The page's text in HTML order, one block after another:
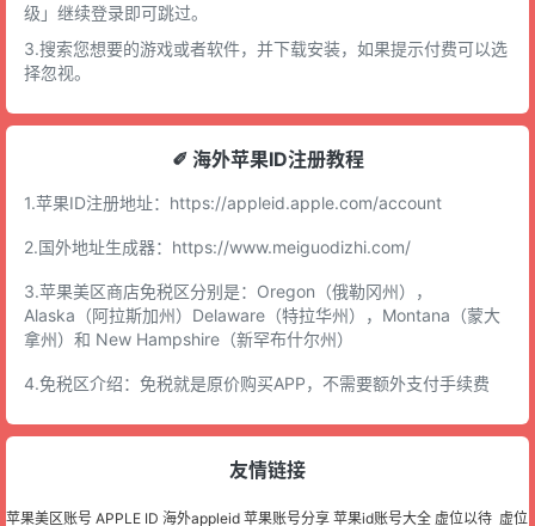
级」继续登录即可跳过。
3.搜索您想要的游戏或者软件，并下载安装，如果提示付费可以选
择忽视。
✐ 海外苹果ID注册教程
1.苹果ID注册地址： https://appleid.apple.com/account
2.国外地址生成器： https://www.meiguodizhi.com/
3.苹果美区商店免税区分别是：Oregon（俄勒冈州），
Alaska（阿拉斯加州）Delaware（特拉华州），Montana（蒙大
拿州）和 New Hampshire（新罕布什尔州）
4.免税区介绍：免税就是原价购买APP，不需要额外支付手续费
友情链接
苹果美区账号 APPLE ID 海外appleid 苹果账号分享 苹果id账号大全 虚位以待 虚位